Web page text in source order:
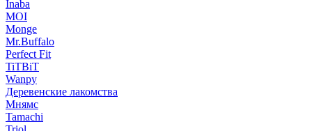
Inaba
MOI
Monge
Mr.Buffalo
Perfect Fit
TiTBiT
Wanpy
Деревенские лакомства
Мнямс
Tamachi